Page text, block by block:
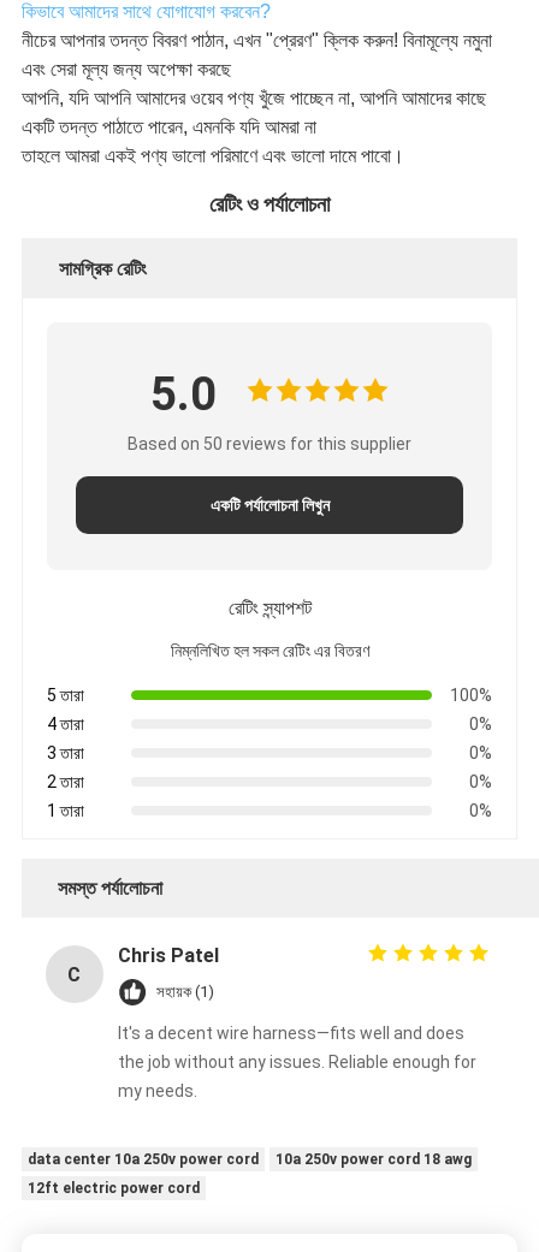
কিভাবে আমাদের সাথে যোগাযোগ করবেন?
নীচের আপনার তদন্ত বিবরণ পাঠান, এখন "প্রেরণ" ক্লিক করুন! বিনামূল্যে নমুনা
এবং সেরা মূল্য জন্য অপেক্ষা করছে
আপনি, যদি আপনি আমাদের ওয়েব পণ্য খুঁজে পাচ্ছেন না, আপনি আমাদের কাছে
একটি তদন্ত পাঠাতে পারেন, এমনকি যদি আমরা না
তাহলে আমরা একই পণ্য ভালো পরিমাণে এবং ভালো দামে পাবো।
রেটিং ও পর্যালোচনা
সামগ্রিক রেটিং
5.0
Based on 50 reviews for this supplier
একটি পর্যালোচনা লিখুন
রেটিং স্ন্যাপশট
নিম্নলিখিত হল সকল রেটিং এর বিতরণ
5 তারা
100%
4 তারা
0%
3 তারা
0%
2 তারা
0%
1 তারা
0%
সমস্ত পর্যালোচনা
C
Chris Patel
সহায়ক (1)
It's a decent wire harness—fits well and does
the job without any issues. Reliable enough for
my needs.
data center 10a 250v power cord
10a 250v power cord 18 awg
12ft electric power cord